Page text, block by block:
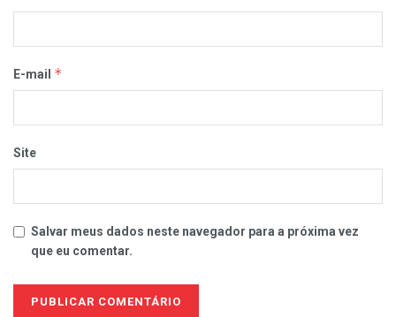
E-mail *
Site
Salvar meus dados neste navegador para a próxima vez
que eu comentar.